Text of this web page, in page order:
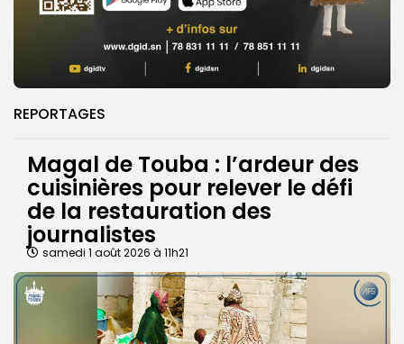
REPORTAGES
Magal de Touba : l’ardeur des
cuisinières pour relever le défi
de la restauration des
journalistes
samedi 1 août 2026 à 11h21